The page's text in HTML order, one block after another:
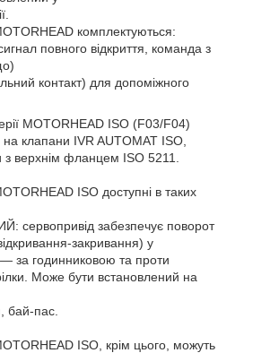
комплектуються:
повного відкриття, команда з
контакт) для допоміжного
MOTORHEAD ISO (F03/F04)
клапани IVR AUTOMAT ISO,
з верхнім фланцем ISO 5211.
ISO доступні в таких
забезпечує поворот
закривання) у
за годинниковою та проти
Може бути встановлений на
бай-пас.
ISO, крім цього, можуть